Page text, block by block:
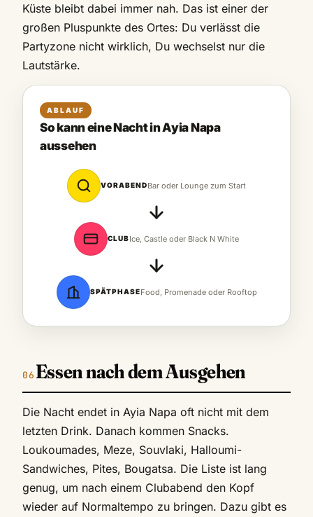
Küste bleibt dabei immer nah. Das ist einer der
großen Pluspunkte des Ortes: Du verlässt die
Partyzone nicht wirklich, Du wechselst nur die
Lautstärke.
ABLAUF
So kann eine Nacht in Ayia Napa
aussehen
VORABENDBar oder Lounge zum Start
CLUBIce, Castle oder Black N White
SPÄTPHASEFood, Promenade oder Rooftop
Essen nach dem Ausgehen
Die Nacht endet in Ayia Napa oft nicht mit dem
letzten Drink. Danach kommen Snacks.
Loukoumades, Meze, Souvlaki, Halloumi-
Sandwiches, Pites, Bougatsa. Die Liste ist lang
genug, um nach einem Clubabend den Kopf
wieder auf Normaltempo zu bringen. Dazu gibt es